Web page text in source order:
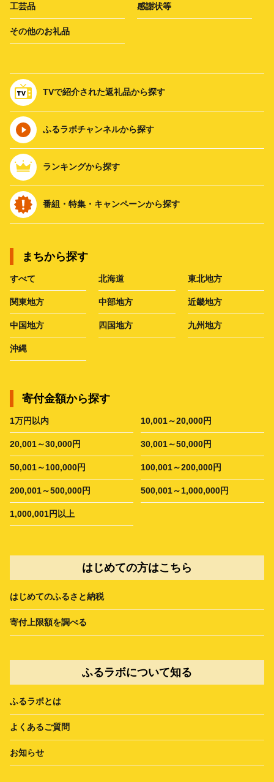
工芸品 感謝状等
その他のお礼品
TVで紹介された返礼品から探す
ふるラボチャンネルから探す
ランキングから探す
番組・特集・キャンペーンから探す
まちから探す
すべて 北海道 東北地方
関東地方 中部地方 近畿地方
中国地方 四国地方 九州地方
沖縄
寄付金額から探す
1万円以内 10,001～20,000円
20,001～30,000円 30,001～50,000円
50,001～100,000円 100,001～200,000円
200,001～500,000円 500,001～1,000,000円
1,000,001円以上
はじめての方はこちら
はじめてのふるさと納税
寄付上限額を調べる
ふるラボについて知る
ふるラボとは
よくあるご質問
お知らせ